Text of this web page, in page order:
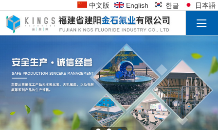
中文版 English 한글 日本語